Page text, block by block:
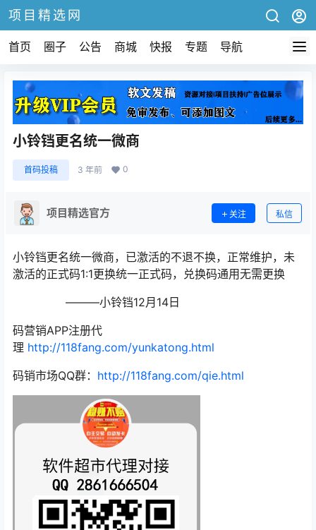
项目精选网
首页 圈子 公告 商城 快报 专题 导航
小铃铛更名统一微商
首码投稿 3 年前 0
项目精选官方 关注 私信
小铃铛更名统一微商，已激活的不退不换，正常维护，未
激活的正式码1:1更换统一正式码，兑换码通用无需更换
———小铃铛12月14日
码营销APP注册代
理 http://118fang.com/yunkatong.html
​码销市场QQ群： http://118fang.com/qie.html